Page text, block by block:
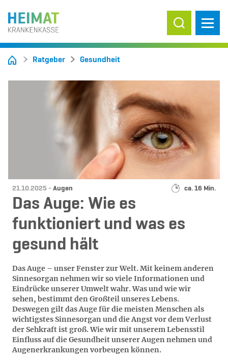
Suche ein-/
Ratgeber Gesundheit
Datum:
21.10.2025 - Kategorie:
Augen Lesedauer:
ca. 16 Min.
Das Auge: Wie es
funktioniert und was es
gesund hält
Das Auge – unser Fenster zur Welt. Mit keinem anderen
Sinnesorgan nehmen wir so viele Informationen und
Eindrücke unserer Umwelt wahr. Was und wie wir
sehen, bestimmt den Großteil unseres Lebens.
Deswegen gilt das Auge für die meisten Menschen als
wichtigstes Sinnesorgan und die Angst vor dem Verlust
der Sehkraft ist groß. Wie wir mit unserem Lebensstil
Einfluss auf die Gesundheit unserer Augen nehmen und
Augenerkrankungen vorbeugen können.